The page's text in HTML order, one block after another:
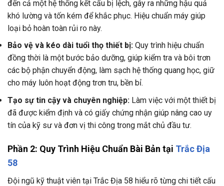
đến cả một hệ thống kết cấu bị lệch, gây ra những hậu quả
khó lường và tốn kém để khắc phục. Hiệu chuẩn máy giúp
loại bỏ hoàn toàn rủi ro này.
Bảo vệ và kéo dài tuổi thọ thiết bị: Quy trình hiệu chuẩn
đồng thời là một bước bảo dưỡng, giúp kiểm tra và bôi trơn
các bộ phận chuyển động, làm sạch hệ thống quang học, giữ
cho máy luôn hoạt động trơn tru, bền bỉ.
Tạo sự tin cậy và chuyên nghiệp: Làm việc với một thiết bị
đã được kiểm định và có giấy chứng nhận giúp nâng cao uy
tín của kỹ sư và đơn vị thi công trong mắt chủ đầu tư.
Phần 2: Quy Trình Hiệu Chuẩn Bài Bản tại Trắc Địa
58
Đội ngũ kỹ thuật viên tại Trắc Địa 58 hiểu rõ từng chi tiết cấu